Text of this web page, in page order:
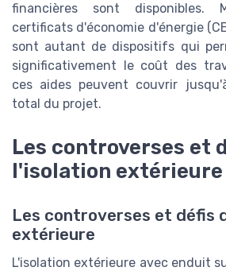
financières sont disponibles.
certificats d'économie d'énergie
sont autant de dispositifs qui
significativement le coût des
ces aides peuvent couvrir
total du projet.
Les controverses et
l'isolation extérieure
Les controverses et défis
extérieure
L'isolation extérieure avec enduit